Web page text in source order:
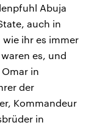
Abuja
auch in
wie ihr es immer
es, und
in
der
Kommandeur
in